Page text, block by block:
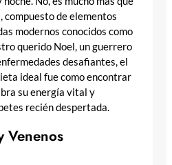
compuesto de elementos
modernos conocidos como
querido Noel, un guerrero
desafiantes, el
ideal fue como encontrar
su energía vital y
recién despertada.
Venenos